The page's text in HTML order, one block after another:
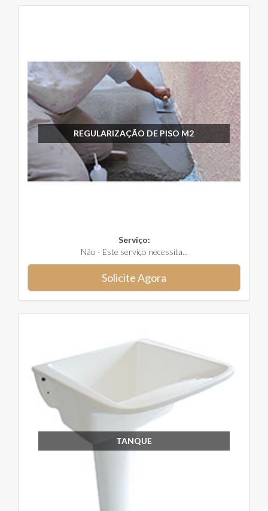
REGULARIZAÇÃO DE PISO M2
Serviço:
Não - Este serviço necessita...
Solicite Agora
TANQUE